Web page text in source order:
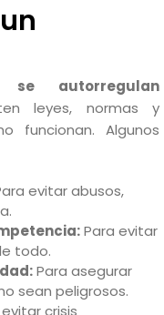
autorregulan
leyes, normas y
funcionan. Algunos
evitar abusos,
Para evitar
todo.
Para asegurar
sean peligrosos.
crisis